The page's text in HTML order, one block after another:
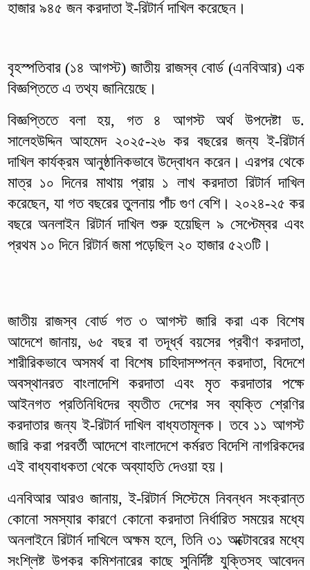
হাজার ৯৪৫ জন করদাতা ই-রিটার্ন দাখিল করেছেন।
বৃহস্পতিবার (১৪ আগস্ট) জাতীয় রাজস্ব বোর্ড (এনবিআর) এক
বিজ্ঞপ্তিতে এ তথ্য জানিয়েছে।
বিজ্ঞপ্তিতে বলা হয়, গত ৪ আগস্ট অর্থ উপদেষ্টা ড.
সালেহউদ্দিন আহমেদ ২০২৫-২৬ কর বছরের জন্য ই-রিটার্ন
দাখিল কার্যক্রম আনুষ্ঠানিকভাবে উদ্বোধন করেন। এরপর থেকে
মাত্র ১০ দিনের মাথায় প্রায় ১ লাখ করদাতা রিটার্ন দাখিল
করেছেন, যা গত বছরের তুলনায় পাঁচ গুণ বেশি। ২০২৪-২৫ কর
বছরে অনলাইন রিটার্ন দাখিল শুরু হয়েছিল ৯ সেপ্টেম্বর এবং
প্রথম ১০ দিনে রিটার্ন জমা পড়েছিল ২০ হাজার ৫২৩টি।
জাতীয় রাজস্ব বোর্ড গত ৩ আগস্ট জারি করা এক বিশেষ
আদেশে জানায়, ৬৫ বছর বা তদূর্ধ্ব বয়সের প্রবীণ করদাতা,
শারীরিকভাবে অসমর্থ বা বিশেষ চাহিদাসম্পন্ন করদাতা, বিদেশে
অবস্থানরত বাংলাদেশি করদাতা এবং মৃত করদাতার পক্ষে
আইনগত প্রতিনিধিদের ব্যতীত দেশের সব ব্যক্তি শ্রেণির
করদাতার জন্য ই-রিটার্ন দাখিল বাধ্যতামূলক। তবে ১১ আগস্ট
জারি করা পরবর্তী আদেশে বাংলাদেশে কর্মরত বিদেশি নাগরিকদের
এই বাধ্যবাধকতা থেকে অব্যাহতি দেওয়া হয়।
এনবিআর আরও জানায়, ই-রিটার্ন সিস্টেমে নিবন্ধন সংক্রান্ত
কোনো সমস্যার কারণে কোনো করদাতা নির্ধারিত সময়ের মধ্যে
অনলাইনে রিটার্ন দাখিলে অক্ষম হলে, তিনি ৩১ অক্টোবরের মধ্যে
সংশ্লিষ্ট উপকর কমিশনারের কাছে সুনির্দিষ্ট যুক্তিসহ আবেদন